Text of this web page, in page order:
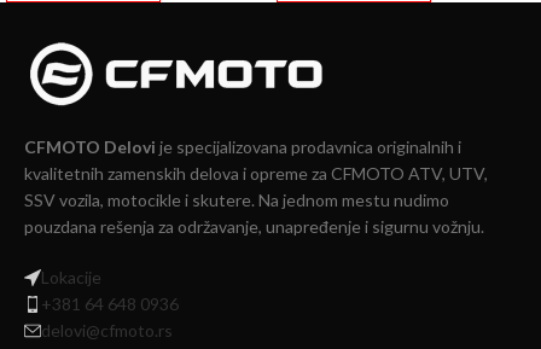
CFMOTO Delovi je specijalizovana prodavnica originalnih i
kvalitetnih zamenskih delova i opreme za CFMOTO ATV, UTV,
SSV vozila, motocikle i skutere. Na jednom mestu nudimo
pouzdana rešenja za održavanje, unapređenje i sigurnu vožnju.
Lokacije
+381 64 648 0936
delovi@cfmoto.rs